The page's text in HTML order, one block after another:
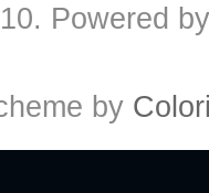
Powered
by